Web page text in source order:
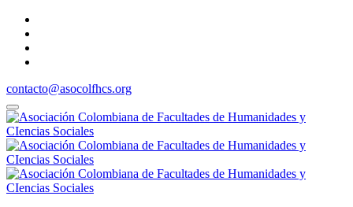
contacto@asocolfhcs.org